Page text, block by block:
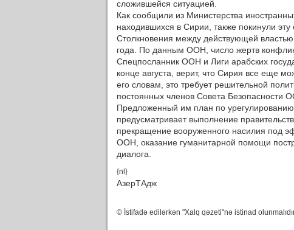
сложившейся ситуацией.
Как сообщили из Министерства
находившихся в Сирии, также покинули эту
Столкновения между действующей
года. По данным ООН, число жертв
Спецпосланник ООН и Лиги арабских
конце августа, верит, что Сирия все еще
его словам, это требует решительной
постоянных членов Совета Безопасности
Предложенный им план по
предусматривает выполнение
прекращение вооруженного насилия под
ООН, оказание гуманитарной помощи
диалога.
{nl}
АзерТАдж
© İstifadə edilərkən "Xalq qəzeti"nə istinad